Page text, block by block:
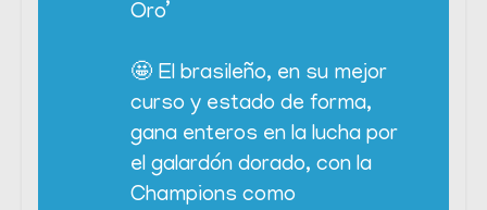
Oro’
🤩 El brasileño, en su mejor
curso y estado de forma,
gana enteros en la lucha por
el galardón dorado, con la
Champions como